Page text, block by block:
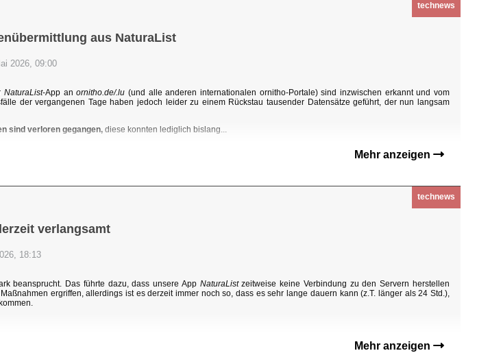
technews
aus NaturaList
2026, 09:00
NaturaList-App anornitho.de/.lu (und alle anderen internationalen ornitho-Portale) sind inzwischen erkannt und vom
der vergangenen Tage haben jedoch leider zu einem Rückstau tausender Datensätze geführt, der nun langsam
sind verloren gegangen, diese konnten lediglich bislang...
Mehr anzeigen
technews
verlangsamt
18:13
beansprucht. Das führte dazu, dass unsere App NaturaListzeitweise keine Verbindung zu den Servern herstellen
ergriffen, allerdings ist es derzeit immer noch so, dass es sehr lange dauern kann (z.T. länger als 24 Std.),
Mehr anzeigen